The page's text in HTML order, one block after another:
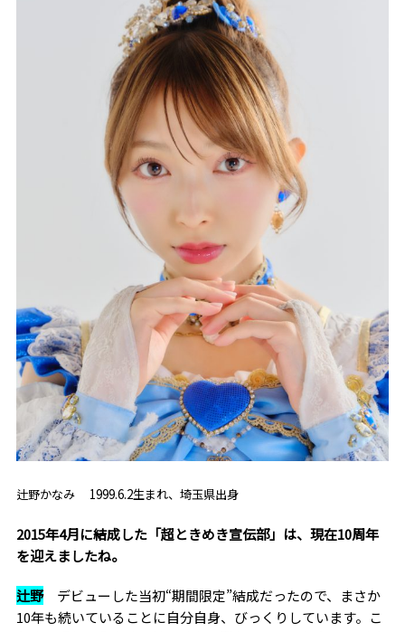
辻野かなみ 1999.6.2生まれ、埼玉県出身
――2015年4月に結成した「超ときめき宣伝部」は、現在10周年
を迎えましたね。
辻野
デビューした当初“期間限定”結成だったので、まさか
10年も続いていることに自分自身、びっくりしています。こ